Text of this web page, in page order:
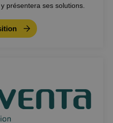
présentera ses solutions.